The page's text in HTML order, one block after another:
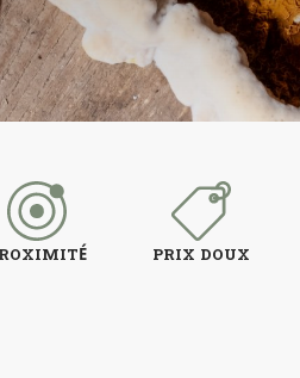
PRIX DOUX